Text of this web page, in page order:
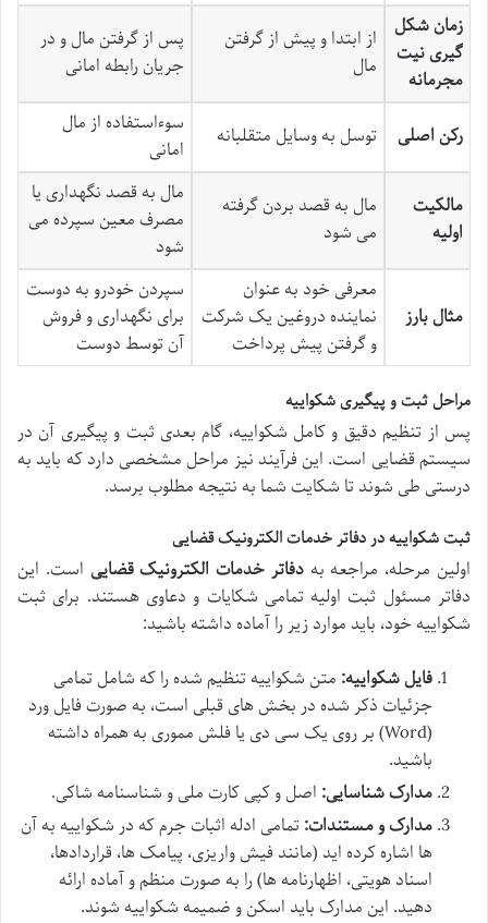
زمان شکل
گیری نیت
مجرمانه
از ابتدا و پیش از گرفتن
مال
پس از گرفتن مال و در
جریان رابطه امانی
رکن اصلی توسل به وسایل متقلبانه
سوءاستفاده از مال
امانی
مالکیت
اولیه
مال به قصد بردن گرفته
می شود
مال به قصد نگهداری یا
مصرف معین سپرده می
شود
مثال بارز
معرفی خود به عنوان
نماینده دروغین یک شرکت
و گرفتن پیش پرداخت
سپردن خودرو به دوست
برای نگهداری و فروش
آن توسط دوست
مراحل ثبت و پیگیری شکواییه
پس از تنظیم دقیق و کامل شکواییه، گام بعدی ثبت و پیگیری آن در
سیستم قضایی است. این فرآیند نیز مراحل مشخصی دارد که باید به
درستی طی شوند تا شکایت شما به نتیجه مطلوب برسد.
ثبت شکواییه در دفاتر خدمات الکترونیک قضایی
اولین مرحله، مراجعه بهدفاتر خدمات الکترونیک قضایی است. این
دفاتر مسئول ثبت اولیه تمامی شکایات و دعاوی هستند. برای ثبت
شکواییه خود، باید موارد زیر را آماده داشته باشید:
فایل شکواییه: متن شکواییه تنظیم شده را که شامل تمامی
جزئیات ذکر شده در بخش های قبلی است، به صورت فایل ورد
(Word) بر روی یک سی دی یا فلش مموری به همراه داشته
باشید.
مدارک شناسایی: اصل و کپی کارت ملی و شناسنامه شاکی.
مدارک و مستندات:تمامی ادله اثبات جرم که در شکواییه به آن
ها اشاره کرده اید (مانند فیش واریزی، پیامک ها، قراردادها،
اسناد هویتی، اظهارنامه ها) را به صورت منظم و آماده ارائه
دهید. این مدارک باید اسکن و ضمیمه شکواییه شوند.